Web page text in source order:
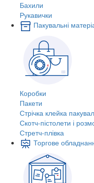
Бахили
Рукавички
Пакувальні
Коробки
Пакети
Стрічка клейка
Скотч-пістолети і
Стретч-плівка
Торгове